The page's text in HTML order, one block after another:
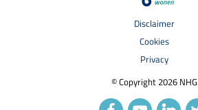
© Copyright 2026 NHG
Disclaimer
Cookies
Privacy